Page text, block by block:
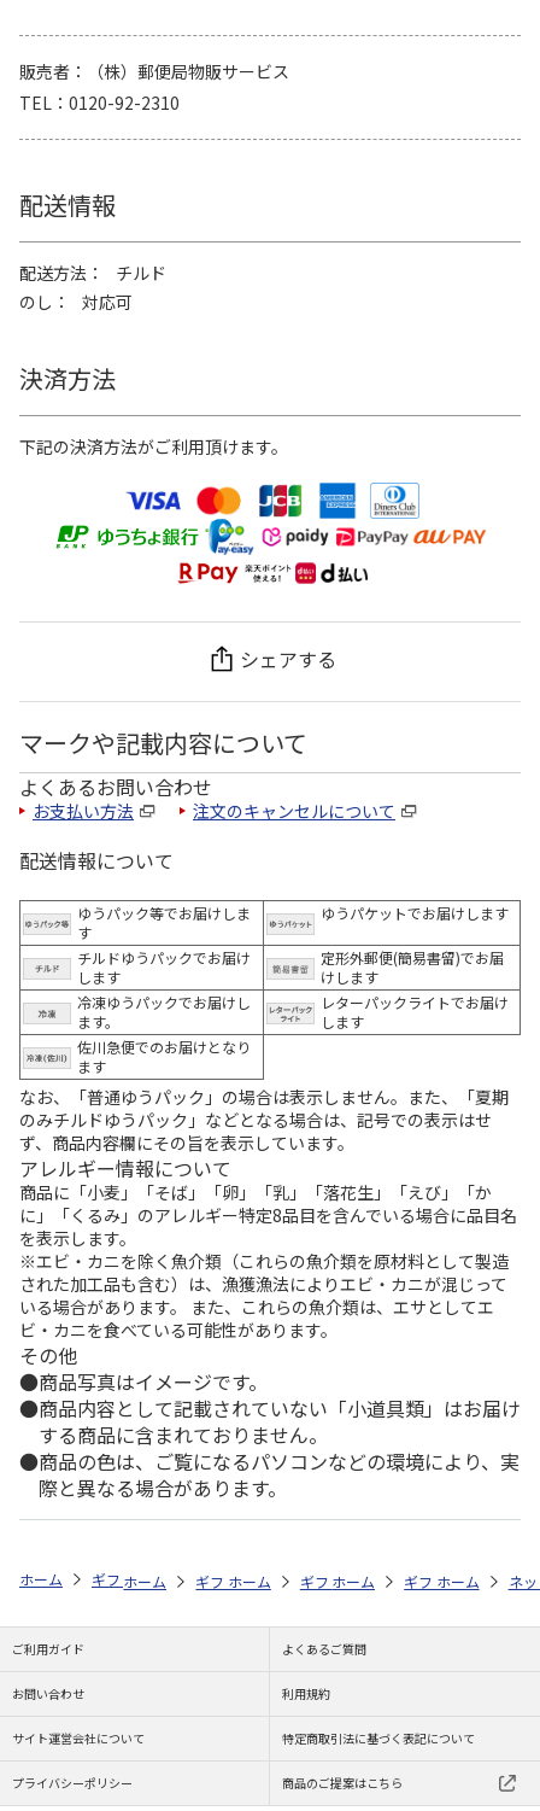
販売者
（株）郵便局物販サービス
TEL
0120-92-2310
配送情報
配送方法
チルド
のし
対応可
決済方法
下記の決済方法がご利用頂けます。
シェアする
マークや記載内容について
よくあるお問い合わせ
お支払い方法 注文のキャンセルについて
配送情報について
ゆうパック等でお届けしま
す
ゆうパケットでお届けします
チルドゆうパックでお届け
します
定形外郵便(簡易書留)でお届
けします
冷凍ゆうパックでお届けし
ます。
レターパックライトでお届け
します
佐川急便でのお届けとなり
ます
なお、「普通ゆうパック」の場合は表示しません。また、「夏期
のみチルドゆうパック」などとなる場合は、記号での表示はせ
ず、商品内容欄にその旨を表示しています。
アレルギー情報について
商品に「小麦」「そば」「卵」「乳」「落花生」「えび」「か
に」「くるみ」のアレルギー特定8品目を含んでいる場合に品目名
を表示します。
※エビ・カニを除く魚介類（これらの魚介類を原材料として製造
された加工品も含む）は、漁獲漁法によりエビ・カニが混じって
いる場合があります。 また、これらの魚介類は、エサとしてエ
ビ・カニを食べている可能性があります。
その他
商品写真はイメージです。
商品内容として記載されていない「小道具類」はお届け
する商品に含まれておりません。
商品の色は、ご覧になるパソコンなどの環境により、実
際と異なる場合があります。
ホーム ギフトストア お中元・夏ギフト特集 2026 うなぎ・魚・海鮮
ホーム ギフトストア お中元・夏ギフト特集 2026
ホーム ギフトストア お中元・夏ギフト
ホーム ギフトストア お
ホーム ネ
ご利用ガイド よくあるご質問
お問い合わせ 利用規約
サイト運営会社について 特定商取引法に基づく表記について
プライバシーポリシー 商品のご提案はこちら